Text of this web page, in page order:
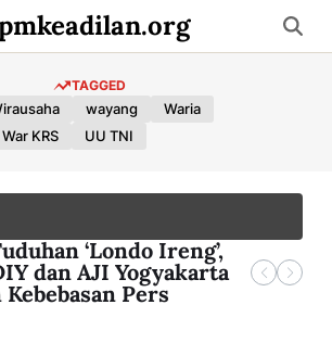
TAGGED
wayang
Waria
War KRS UU TNI
rezim yang otoriter
rakyatnya yang
‘Londo Ireng’,
dan AJI Yogyakarta
Pers
Modul Praktikum FH
2026 Ajak Gen
Sikap Kritis
dan Diskusi